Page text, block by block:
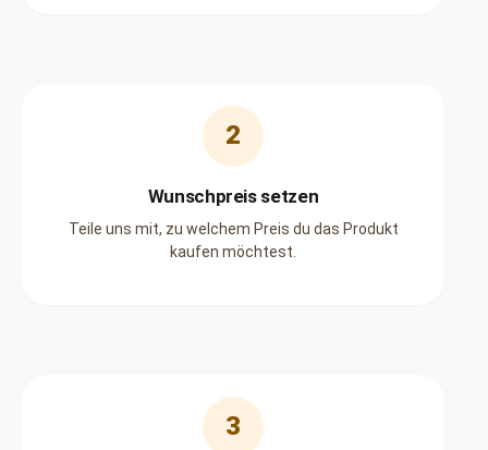
2
Wunschpreis setzen
Teile uns mit, zu welchem Preis du das Produkt
kaufen möchtest.
3